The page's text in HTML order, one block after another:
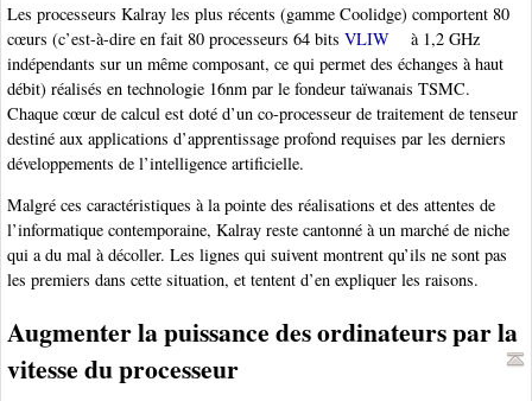
Les processeurs Kalray les plus récents (gamme Coolidge) comportent 80
cœurs (c’est-à-dire en fait 80 processeurs 64 bits VLIW
à 1,2 GHz
indépendants sur un même composant, ce qui permet des échanges à haut
débit) réalisés en technologie 16nm par le fondeur taïwanais TSMC.
Chaque cœur de calcul est doté d’un co-processeur de traitement de tenseur
destiné aux applications d’apprentissage profond requises par les derniers
développements de l’intelligence artificielle.
Malgré ces caractéristiques à la pointe des réalisations et des attentes de
l’informatique contemporaine, Kalray reste cantonné à un marché de niche
qui a du mal à décoller. Les lignes qui suivent montrent qu’ils ne sont pas
les premiers dans cette situation, et tentent d’en expliquer les raisons.
Augmenter la puissance des ordinateurs par la
vitesse du processeur